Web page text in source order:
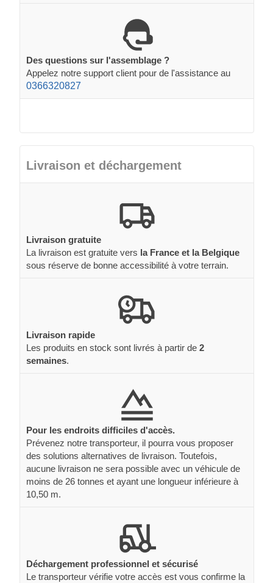
Des questions sur l'assemblage ?
Appelez notre support client pour de l'assistance au
0366320827
Livraison et déchargement
Livraison gratuite
La livraison est gratuite vers la France et la Belgique
sous réserve de bonne accessibilité à votre terrain.
Livraison rapide
Les produits en stock sont livrés à partir de 2
semaines.
Pour les endroits difficiles d'accès.
Prévenez notre transporteur, il pourra vous proposer
des solutions alternatives de livraison. Toutefois,
aucune livraison ne sera possible avec un véhicule de
moins de 26 tonnes et ayant une longueur inférieure à
10,50 m.
Déchargement professionnel et sécurisé
Le transporteur vérifie votre accès est vous confirme la